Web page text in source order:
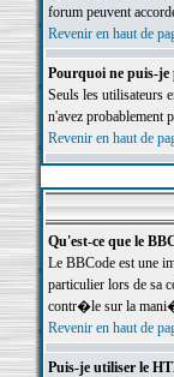
forum peuvent
Revenir en haut de
Pourquoi ne puis-je
Seuls les utilisateurs
n'avez
Revenir en haut de
Qu'est-ce que le
Le BBCode est une
particulier lors de sa
contr�le sur la
Revenir en haut de
Puis-je utiliser le